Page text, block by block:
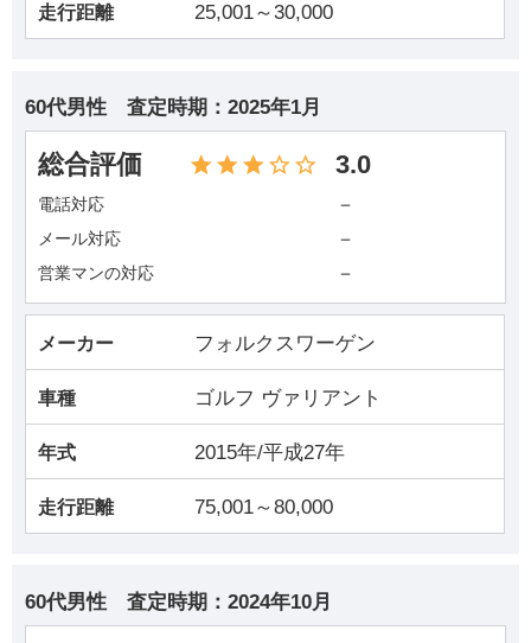
走行距離 25,001～30,000
60代男性 査定時期： 2025年1月
総合評価 3.0
電話対応 －
メール対応 －
営業マンの対応 －
メーカー フォルクスワーゲン
車種 ゴルフ ヴァリアント
年式 2015年/平成27年
走行距離 75,001～80,000
60代男性 査定時期： 2024年10月